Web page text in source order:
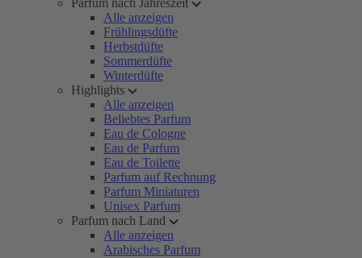
Parfum nach Jahreszeit
Alle anzeigen
Frühlingsdüfte
Herbstdüfte
Sommerdüfte
Winterdüfte
Highlights
Alle anzeigen
Beliebtes Parfum
Eau de Cologne
Eau de Parfum
Eau de Toilette
Parfum auf Rechnung
Parfum Miniaturen
Unisex Parfum
Parfum nach Land
Alle anzeigen
Arabisches Parfum